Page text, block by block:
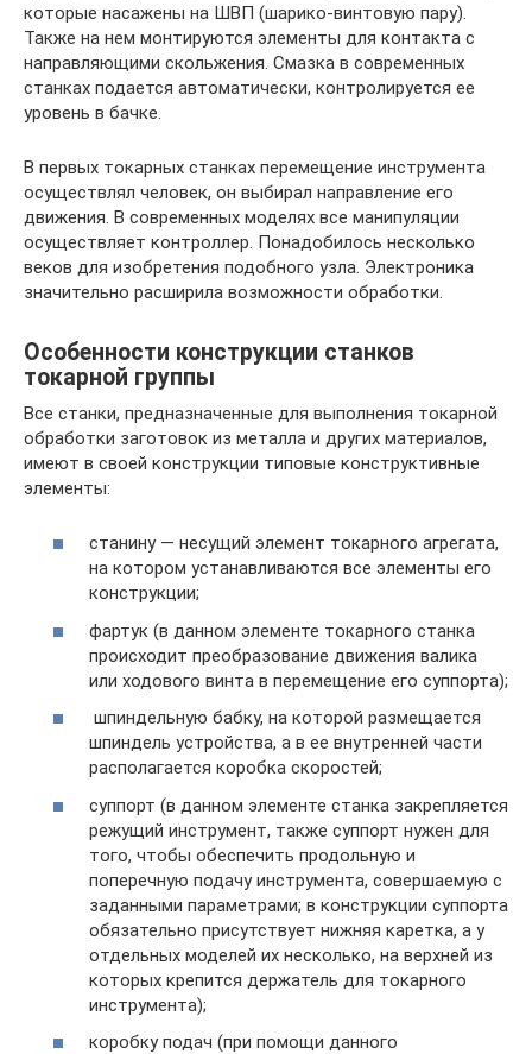
которые насажены на ШВП (шарико-винтовую пару).
Также на нем монтируются элементы для контакта с
направляющими скольжения. Смазка в современных
станках подается автоматически, контролируется ее
уровень в бачке.
В первых токарных станках перемещение инструмента
осуществлял человек, он выбирал направление его
движения. В современных моделях все манипуляции
осуществляет контроллер. Понадобилось несколько
веков для изобретения подобного узла. Электроника
значительно расширила возможности обработки.
Особенности конструкции станков
токарной группы
Все станки, предназначенные для выполнения токарной
обработки заготовок из металла и других материалов,
имеют в своей конструкции типовые конструктивные
элементы:
станину — несущий элемент токарного агрегата,
на котором устанавливаются все элементы его
конструкции;
фартук (в данном элементе токарного станка
происходит преобразование движения валика
или ходового винта в перемещение его суппорта);
шпиндельную бабку, на которой размещается
шпиндель устройства, а в ее внутренней части
располагается коробка скоростей;
суппорт (в данном элементе станка закрепляется
режущий инструмент, также суппорт нужен для
того, чтобы обеспечить продольную и
поперечную подачу инструмента, совершаемую с
заданными параметрами; в конструкции суппорта
обязательно присутствует нижняя каретка, а у
отдельных моделей их несколько, на верхней из
которых крепится держатель для токарного
инструмента);
коробку подач (при помощи данного